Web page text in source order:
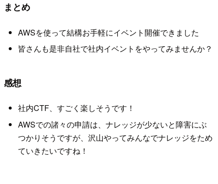
まとめ
AWSを使って結構お手軽にイベント開催できました
皆さんも是非自社で社内イベントをやってみませんか？
感想
社内CTF、すごく楽しそうです！
AWSでの諸々の申請は、ナレッジが少ないと障害にぶ
つかりそうですが、沢山やってみんなでナレッジをため
ていきたいですね！